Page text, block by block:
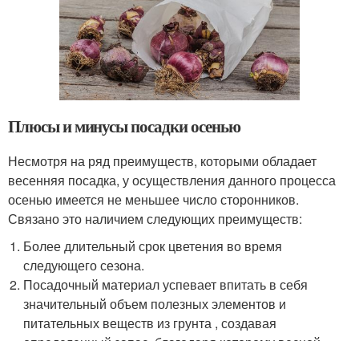
Плюсы и минусы посадки осенью
Несмотря на ряд преимуществ, которыми обладает
весенняя посадка, у осуществления данного процесса
осенью имеется не меньшее число сторонников.
Связано это наличием следующих преимуществ:
Более длительный срок цветения во время
следующего сезона.
Посадочный материал успевает впитать в себя
значительный объем полезных элементов и
питательных веществ из грунта , создавая